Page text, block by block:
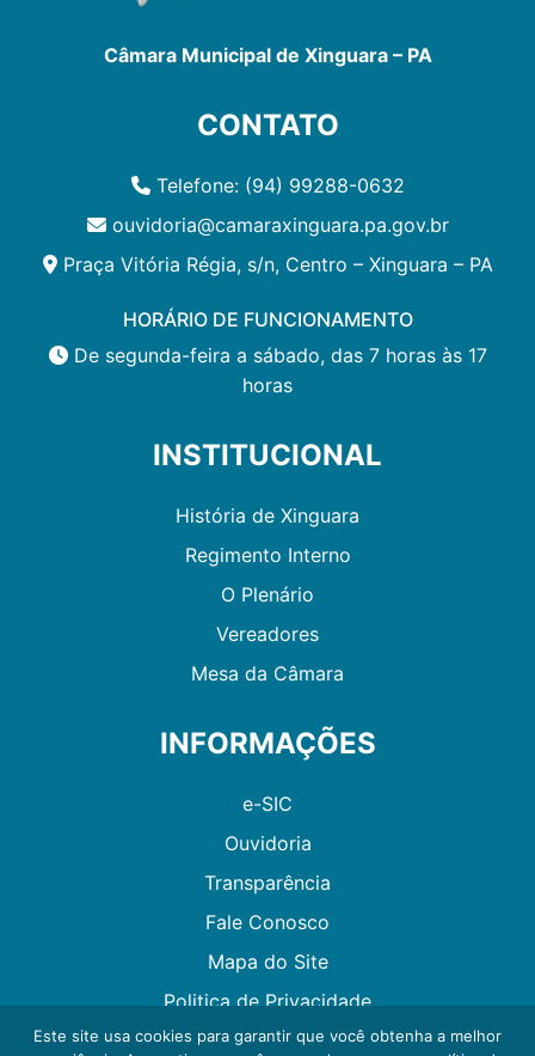
Câmara Municipal de Xinguara – PA
CONTATO
Telefone: (94) 99288-0632
ouvidoria@camaraxinguara.pa.gov.br
Praça Vitória Régia, s/n, Centro – Xinguara – PA
HORÁRIO DE FUNCIONAMENTO
De segunda-feira a sábado, das 7 horas às 17
horas
INSTITUCIONAL
História de Xinguara
Regimento Interno
O Plenário
Vereadores
Mesa da Câmara
INFORMAÇÕES
e-SIC
Ouvidoria
Transparência
Fale Conosco
Mapa do Site
Politica de Privacidade
Este site usa cookies para garantir que você obtenha a melhor